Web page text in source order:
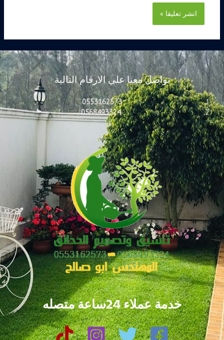
تواصل معنا علي الارقام التالية
0553162573
0568493324
خدمة عملاء 24ساعة متصله